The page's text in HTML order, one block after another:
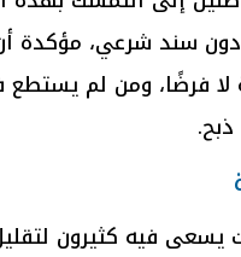
سند شرعي، مؤكدة
لا فرضًا، ومن لم يستطع
فيه كثيرون